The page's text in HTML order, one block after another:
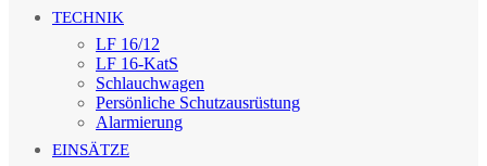
TECHNIK
LF 16/12
LF 16-KatS
Schlauchwagen
Persönliche Schutzausrüstung
Alarmierung
EINSÄTZE